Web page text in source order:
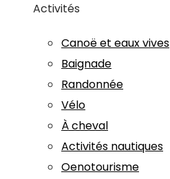
Activités
Canoë et eaux vives
Baignade
Randonnée
Vélo
À cheval
Activités nautiques
Oenotourisme